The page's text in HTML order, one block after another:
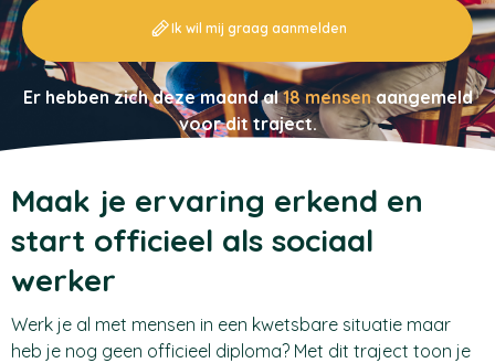
Ik wil mij graag aanmelden
Er hebben zich deze maand al18 mensenaangemeld
voor dit traject.
Maak je ervaring erkend en
start officieel als sociaal
werker
Werk je al met mensen in een kwetsbare situatie maar
heb je nog geen officieel diploma? Met dit traject toon je